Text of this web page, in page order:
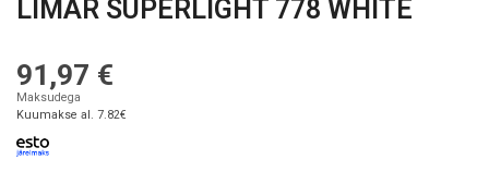
LIMAR SUPERLIGHT 778 WHITE
91,97 €
Maksudega
Kuumakse al. 7.82€